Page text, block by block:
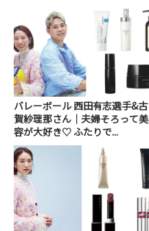
バレーボール 西田有志選手&古
賀紗理那さん｜夫婦そろって美
容が大好き♡ ふたりで...